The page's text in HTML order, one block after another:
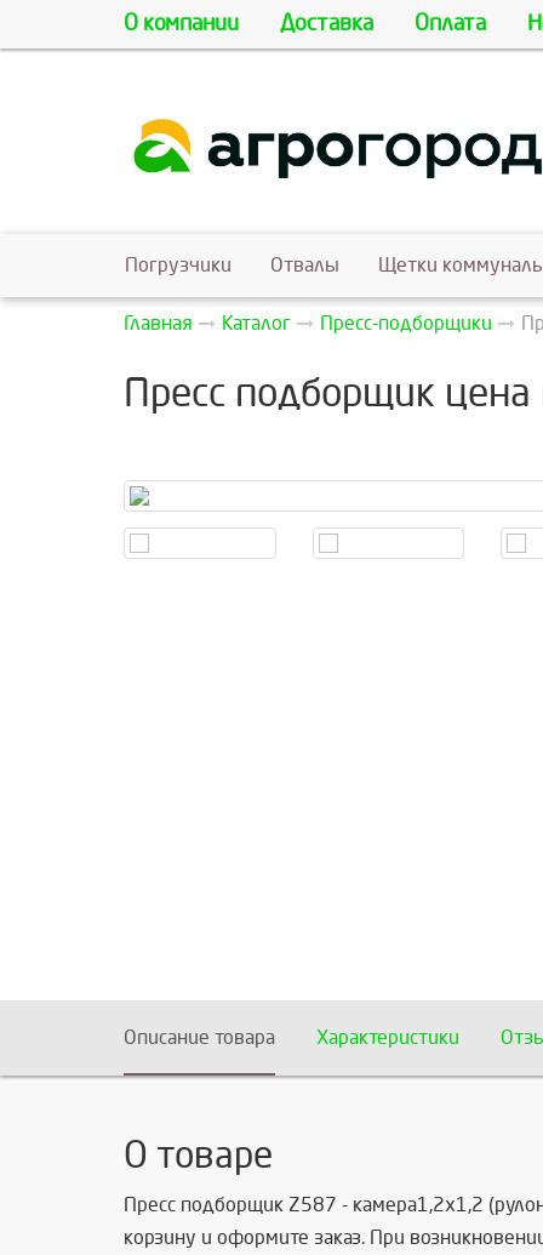
О компании Доставка Оплата
Погрузчики Отвалы Щетки
Главная Каталог Пресс-подборщики
Пресс подборщик цена
Описание товара Характеристики
О товаре
Пресс подборщик Z587 - камера1,2х1,2
корзину и оформите заказ. При